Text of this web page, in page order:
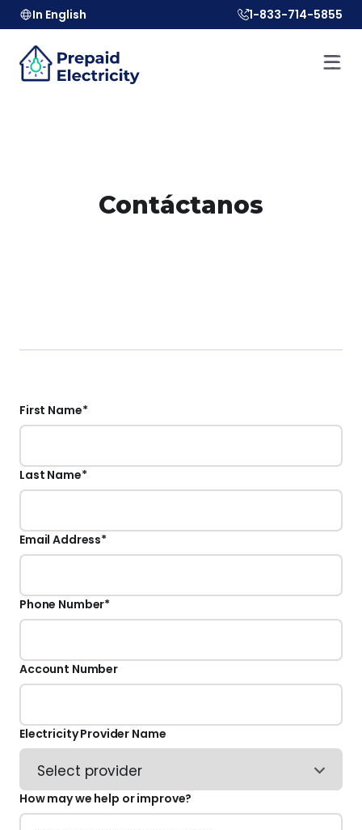
In English 1-833-714-5855
Contáctanos
First Name*
Last Name*
Email Address*
Phone Number*
Account Number
Electricity Provider Name
How may we help or improve?